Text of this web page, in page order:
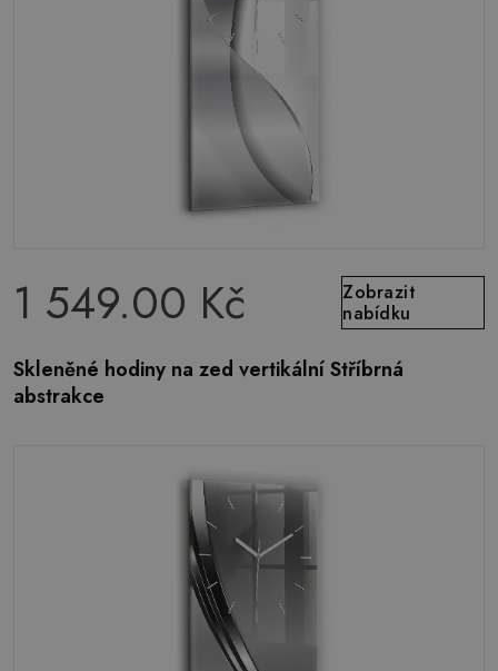
1 549.00 Kč
Zobrazit
nabídku
Skleněné hodiny na zed vertikální Stříbrná
abstrakce